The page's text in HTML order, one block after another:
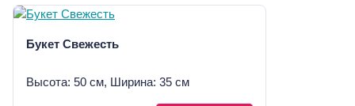
Букет Свежесть
Высота: 50 см, Ширина: 35 см